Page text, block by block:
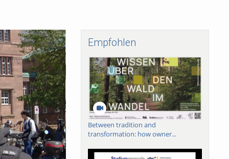
Empfohlen
Between tradition and
transformation: how owner...